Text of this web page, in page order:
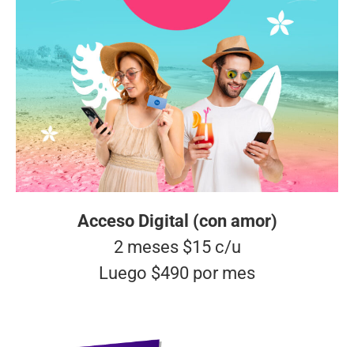
Acceso Digital (con amor)
2 meses $15 c/u
Luego $490 por mes